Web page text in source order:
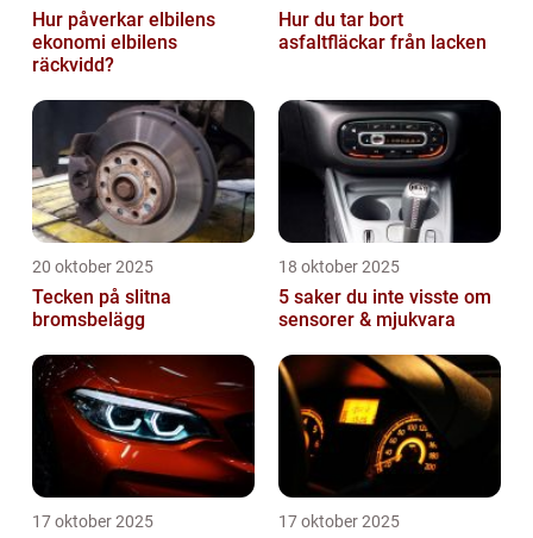
Hur påverkar elbilens
ekonomi elbilens
räckvidd?
Hur du tar bort
asfaltfläckar från lacken
20 oktober 2025
Tecken på slitna
bromsbelägg
18 oktober 2025
5 saker du inte visste om
sensorer & mjukvara
17 oktober 2025 17 oktober 2025